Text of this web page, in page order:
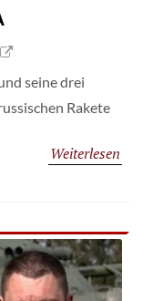
seine drei
Rakete
Weiterlesen